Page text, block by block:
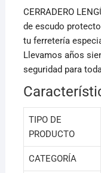
CERRADERO
de escudo
tu ferretería
Llevamos años
seguridad para
TIPO DE
PRODUCTO
CATEGORÍA